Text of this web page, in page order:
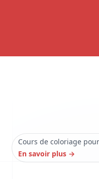
Cours de coloriage
En savoir plus →